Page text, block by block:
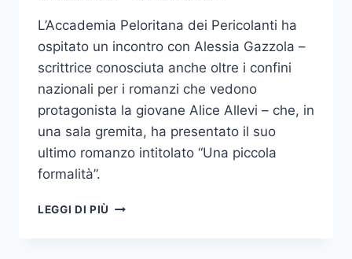
L’Accademia Peloritana dei Pericolanti ha
ospitato un incontro con Alessia Gazzola –
scrittrice conosciuta anche oltre i confini
nazionali per i romanzi che vedono
protagonista la giovane Alice Allevi – che, in
una sala gremita, ha presentato il suo
ultimo romanzo intitolato “Una piccola
formalità”.
LEGGI DI PIÙ “UNA